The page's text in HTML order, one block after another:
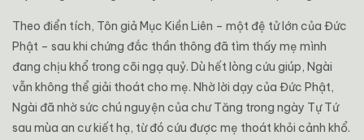
Theo điển tích, Tôn giả Mục Kiền Liên – một đệ tử lớn của Đức
Phật – sau khi chứng đắc thần thông đã tìm thấy mẹ mình
đang chịu khổ trong cõi ngạ quỷ. Dù hết lòng cứu giúp, Ngài
vẫn không thể giải thoát cho mẹ. Nhờ lời dạy của Đức Phật,
Ngài đã nhờ sức chú nguyện của chư Tăng trong ngày Tự Tứ
sau mùa an cư kiết hạ, từ đó cứu được mẹ thoát khỏi cảnh khổ.